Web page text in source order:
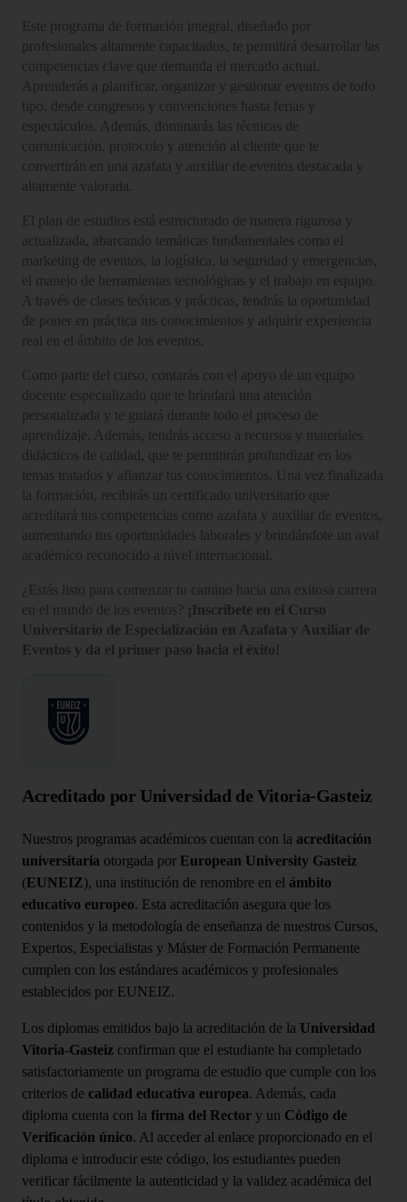
Este programa de formación integral, diseñado por
profesionales altamente capacitados, te permitirá desarrollar las
competencias clave que demanda el mercado actual.
Aprenderás a planificar, organizar y gestionar eventos de todo
tipo, desde congresos y convenciones hasta ferias y
espectáculos. Además, dominarás las técnicas de
comunicación, protocolo y atención al cliente que te
convertirán en una azafata y auxiliar de eventos destacada y
altamente valorada.
El plan de estudios está estructurado de manera rigurosa y
actualizada, abarcando temáticas fundamentales como el
marketing de eventos, la logística, la seguridad y emergencias,
el manejo de herramientas tecnológicas y el trabajo en equipo.
A través de clases teóricas y prácticas, tendrás la oportunidad
de poner en práctica tus conocimientos y adquirir experiencia
real en el ámbito de los eventos.
Como parte del curso, contarás con el apoyo de un equipo
docente especializado que te brindará una atención
personalizada y te guiará durante todo el proceso de
aprendizaje. Además, tendrás acceso a recursos y materiales
didácticos de calidad, que te permitirán profundizar en los
temas tratados y afianzar tus conocimientos. Una vez finalizada
la formación, recibirás un certificado universitario que
acreditará tus competencias como azafata y auxiliar de eventos,
aumentando tus oportunidades laborales y brindándote un aval
académico reconocido a nivel internacional.
¿Estás listo para comenzar tu camino hacia una exitosa carrera
en el mundo de los eventos? ¡Inscríbete en el Curso
Universitario de Especialización en Azafata y Auxiliar de
Eventos y da el primer paso hacia el éxito!
Acreditado por Universidad de Vitoria-Gasteiz
Nuestros programas académicos cuentan con la acreditación
universitaria otorgada por European University Gasteiz
(EUNEIZ), una institución de renombre en el ámbito
educativo europeo. Esta acreditación asegura que los
contenidos y la metodología de enseñanza de nuestros Cursos,
Expertos, Especialistas y Máster de Formación Permanente
cumplen con los estándares académicos y profesionales
establecidos por EUNEIZ.
Los diplomas emitidos bajo la acreditación de la Universidad
Vitoria-Gasteiz confirman que el estudiante ha completado
satisfactoriamente un programa de estudio que cumple con los
criterios de calidad educativa europea. Además, cada
diploma cuenta con la firma del Rector y un Código de
Verificación único. Al acceder al enlace proporcionado en el
diploma e introducir este código, los estudiantes pueden
verificar fácilmente la autenticidad y la validez académica del